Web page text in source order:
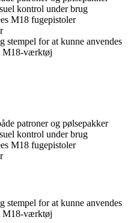
kontrol under brug
M18 fugepistoler
stempel for at kunne anvendes
M18-værktøj
patroner og pølsepakker
kontrol under brug
M18 fugepistoler
stempel for at kunne anvendes
M18-værktøj